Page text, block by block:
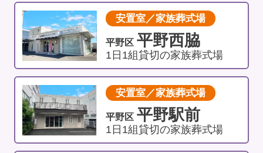
安置室／家族葬式場
平野区 平野西脇
1日1組貸切の家族葬式場
安置室／家族葬式場
平野区 平野駅前
1日1組貸切の家族葬式場